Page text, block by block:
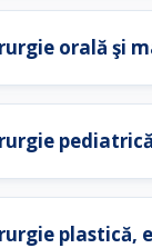
orală şi
pediatrică